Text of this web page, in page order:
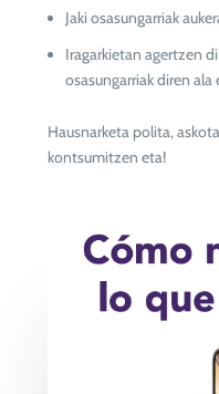
Jaki osasungarriak
Iragarkietan agertzen
osasungarriak diren ala
Hausnarketa polita,
kontsumitzen eta!